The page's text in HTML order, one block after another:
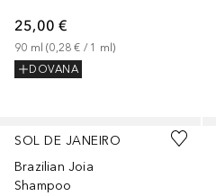
25,00 €
90 ml (0,28 € / 1 ml)
DOVANA
SOL DE JANEIRO
Brazilian Joia
Shampoo